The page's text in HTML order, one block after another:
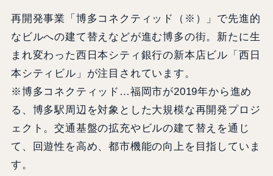
再開発事業「博多コネクティッド（※）」で先進的
なビルへの建て替えなどが進む博多の街。新たに生
まれ変わった西日本シティ銀行の新本店ビル「西日
本シティビル」が注目されています。
※博多コネクティッド…福岡市が2019年から進め
る、博多駅周辺を対象とした大規模な再開発プロジ
ェクト。交通基盤の拡充やビルの建て替えを通じ
て、回遊性を高め、都市機能の向上を目指していま
す。